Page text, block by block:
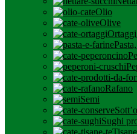
Olio
Olive
Rafano
Semi
Sughi
Tisane